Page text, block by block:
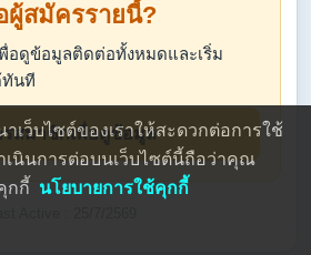
ผู้สมัครรายนี้?
อดูข้อมูลติดต่อทั้งหมดและเริ่ม
ทันที
สมาชิกเพื่อดูข้อมูล
เว็บไซต์ของเราให้สะดวกต่อการใช้
นินการต่อบนเว็บไซต์นี้ถือว่าคุณ
กกี้ นโยบายการใช้คุกกี้